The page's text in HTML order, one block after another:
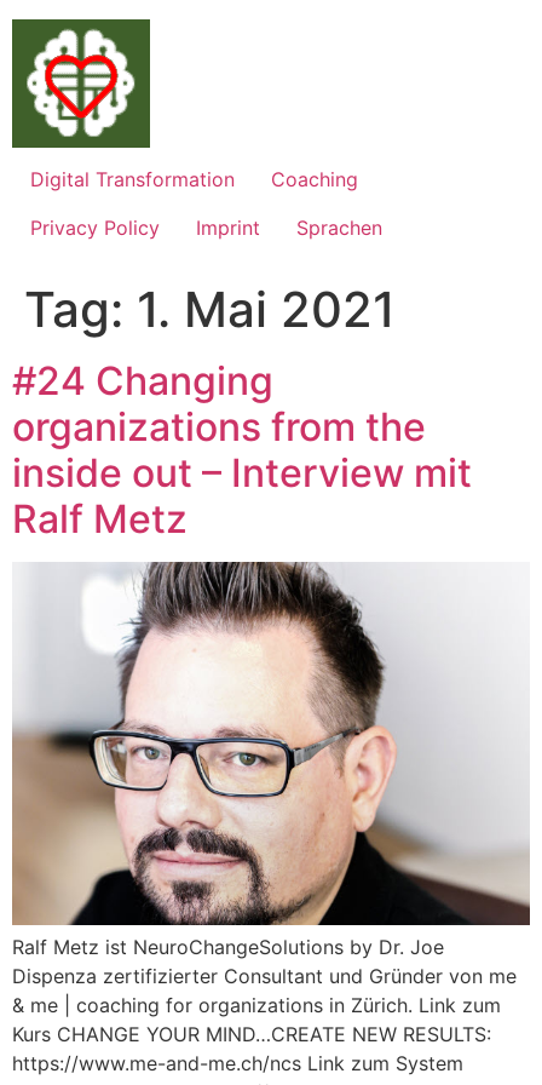
Zum
Inhalt
springen
Digital Transformation
Coaching
Privacy Policy
Imprint Sprachen
Tag: 1. Mai 2021
#24 Changing
organizations from the
inside out – Interview mit
Ralf Metz
Ralf Metz ist NeuroChangeSolutions by Dr. Joe
Dispenza zertifizierter Consultant und Gründer von me
& me | coaching for organizations in Zürich. Link zum
Kurs CHANGE YOUR MIND…CREATE NEW RESULTS:
https://www.me-and-me.ch/ncs Link zum System